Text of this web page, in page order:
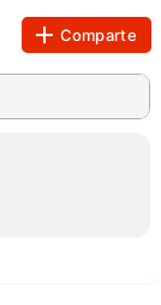
Comparte